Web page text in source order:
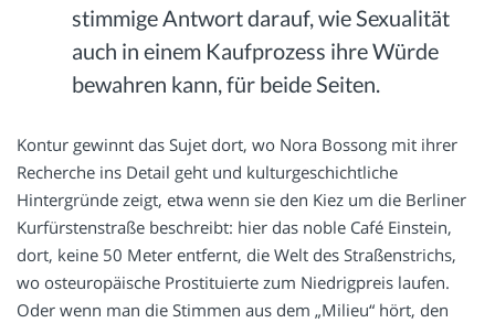
stimmige Antwort darauf, wie Sexualität
auch in einem Kaufprozess ihre Würde
bewahren kann, für beide Seiten.
Kontur gewinnt das Sujet dort, wo Nora Bossong mit ihrer
Recherche ins Detail geht und kulturgeschichtliche
Hintergründe zeigt, etwa wenn sie den Kiez um die Berliner
Kurfürstenstraße beschreibt: hier das noble Café Einstein,
dort, keine 50 Meter entfernt, die Welt des Straßenstrichs,
wo osteuropäische Prostituierte zum Niedrigpreis laufen.
Oder wenn man die Stimmen aus dem „Milieu“ hört, den